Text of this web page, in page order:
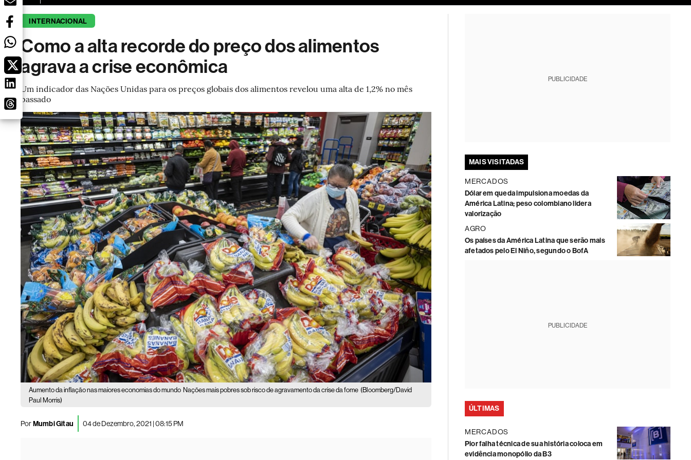
INTERNACIONAL
Como a alta recorde do preço dos alimentos
agrava a crise econômica
Um indicador das Nações Unidas para os preços globais dos alimentos revelou uma alta de 1,2% no mês
passado
Aumento da inflação nas maiores economias do mundo Nações mais pobres sob risco de agravamento da crise da fome (Bloomberg/David
Paul Morris)
PorMumbi Gitau 04 de Dezembro, 2021 | 08:15 PM
PUBLICIDADE
MAIS VISITADAS
MERCADOS
Dólar em queda impulsiona moedas da
América Latina; peso colombiano lidera
valorização
AGRO
Os países da América Latina que serão mais
afetados pelo El Niño, segundo o BofA
PUBLICIDADE
ÚLTIMAS
MERCADOS
Pior falha técnica de sua história coloca em
evidência monopólio da B3